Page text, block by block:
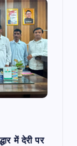
में देरी पर